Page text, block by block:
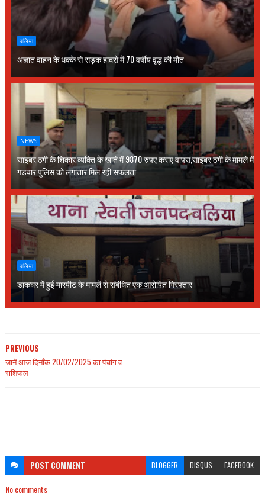
बलिया
अज्ञात वाहन के धक्के से सड़क हादसे में 70 वर्षीय वृद्ध की मौत
NEWS
साइबर ठगी के शिकार व्यक्ति के खाते में 9870 रुपए कराए वापस,साइबर ठगी के मामले में
गड़वार पुलिस को लगातार मिल रही सफलता
बलिया
डाकघर में हुई मारपीट के मामलें से संबंधित एक आरोपित गिरफ्तार
PREVIOUS
जानें आज दिनाँक 20/02/2025 का पंचांग व
राशिफल
POST COMMENT BLOGGER DISQUS FACEBOOK
No comments